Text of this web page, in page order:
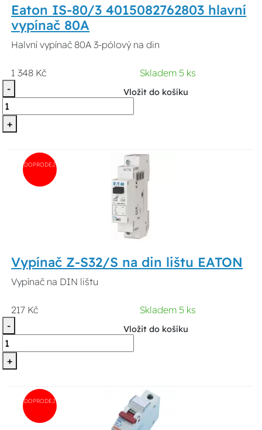
Eaton IS-80/3 4015082762803 hlavní
vypínač 80A
Halvní vypínač 80A 3-pólový na din
1 348 Kč
Skladem 5 ks
-
+
Vložit do košíku
DOPRODEJ
Vypínač Z-S32/S na din lištu EATON
Vypínač na DIN lištu
217 Kč
Skladem 5 ks
-
+
Vložit do košíku
DOPRODEJ